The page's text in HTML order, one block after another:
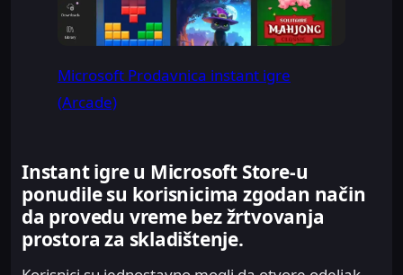
Microsoft Prodavnica instant igre
(Arcade)
Instant igre u Microsoft Store-u
ponudile su korisnicima zgodan način
da provedu vreme bez žrtvovanja
prostora za skladištenje.